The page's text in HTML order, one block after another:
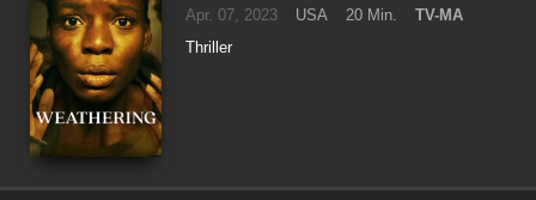
Apr. 07, 2023 USA 20 Min.
TV-MA
Thriller